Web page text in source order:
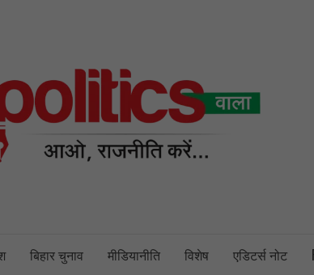
बिहार चुनाव मीडियानीति विशेष एडिटर्स नोट